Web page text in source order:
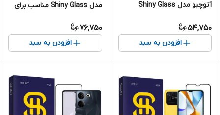
آتوچبو مدل Shiny Glass
سامسونگ Galaxy A20s
54,750
افزودن به سبد
مدل Shiny Glass مناسب برای
بسته دو عددی
76,750
افزودن به سبد